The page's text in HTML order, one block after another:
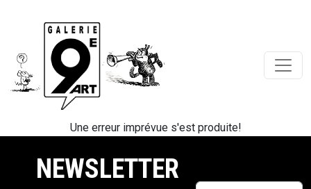
Une erreur imprévue s'est produite!
NEWSLETTER